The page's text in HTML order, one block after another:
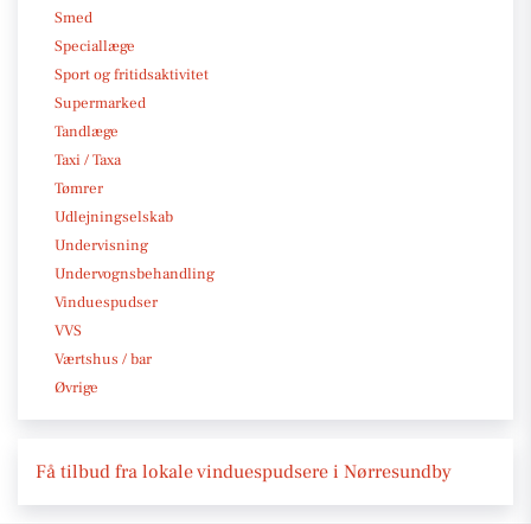
Smed
Speciallæge
Sport og fritidsaktivitet
Supermarked
Tandlæge
Taxi / Taxa
Tømrer
Udlejningselskab
Undervisning
Undervognsbehandling
Vinduespudser
VVS
Værtshus / bar
Øvrige
Få tilbud fra lokale vinduespudsere i Nørresundby